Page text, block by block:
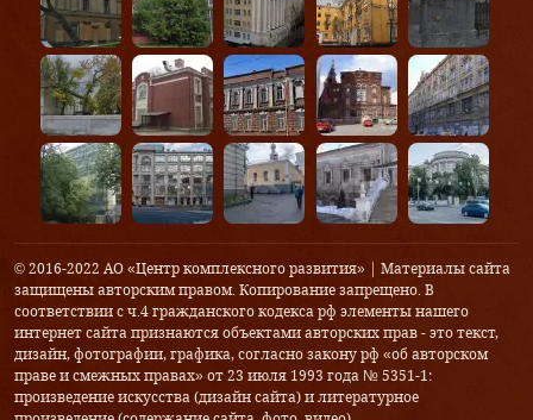
© 2016-2022 АО «Центр комплексного развития» | Материалы сайта
защищены авторским правом. Копирование запрещено. В
соответствии с ч.4 гражданского кодекса рф элементы нашего
интернет сайта признаются объектами авторских прав - это текст,
дизайн, фотографии, графика, согласно закону рф «об авторском
праве и смежных правах» от 23 июля 1993 года № 5351-1:
произведение искусства (дизайн сайта) и литературное